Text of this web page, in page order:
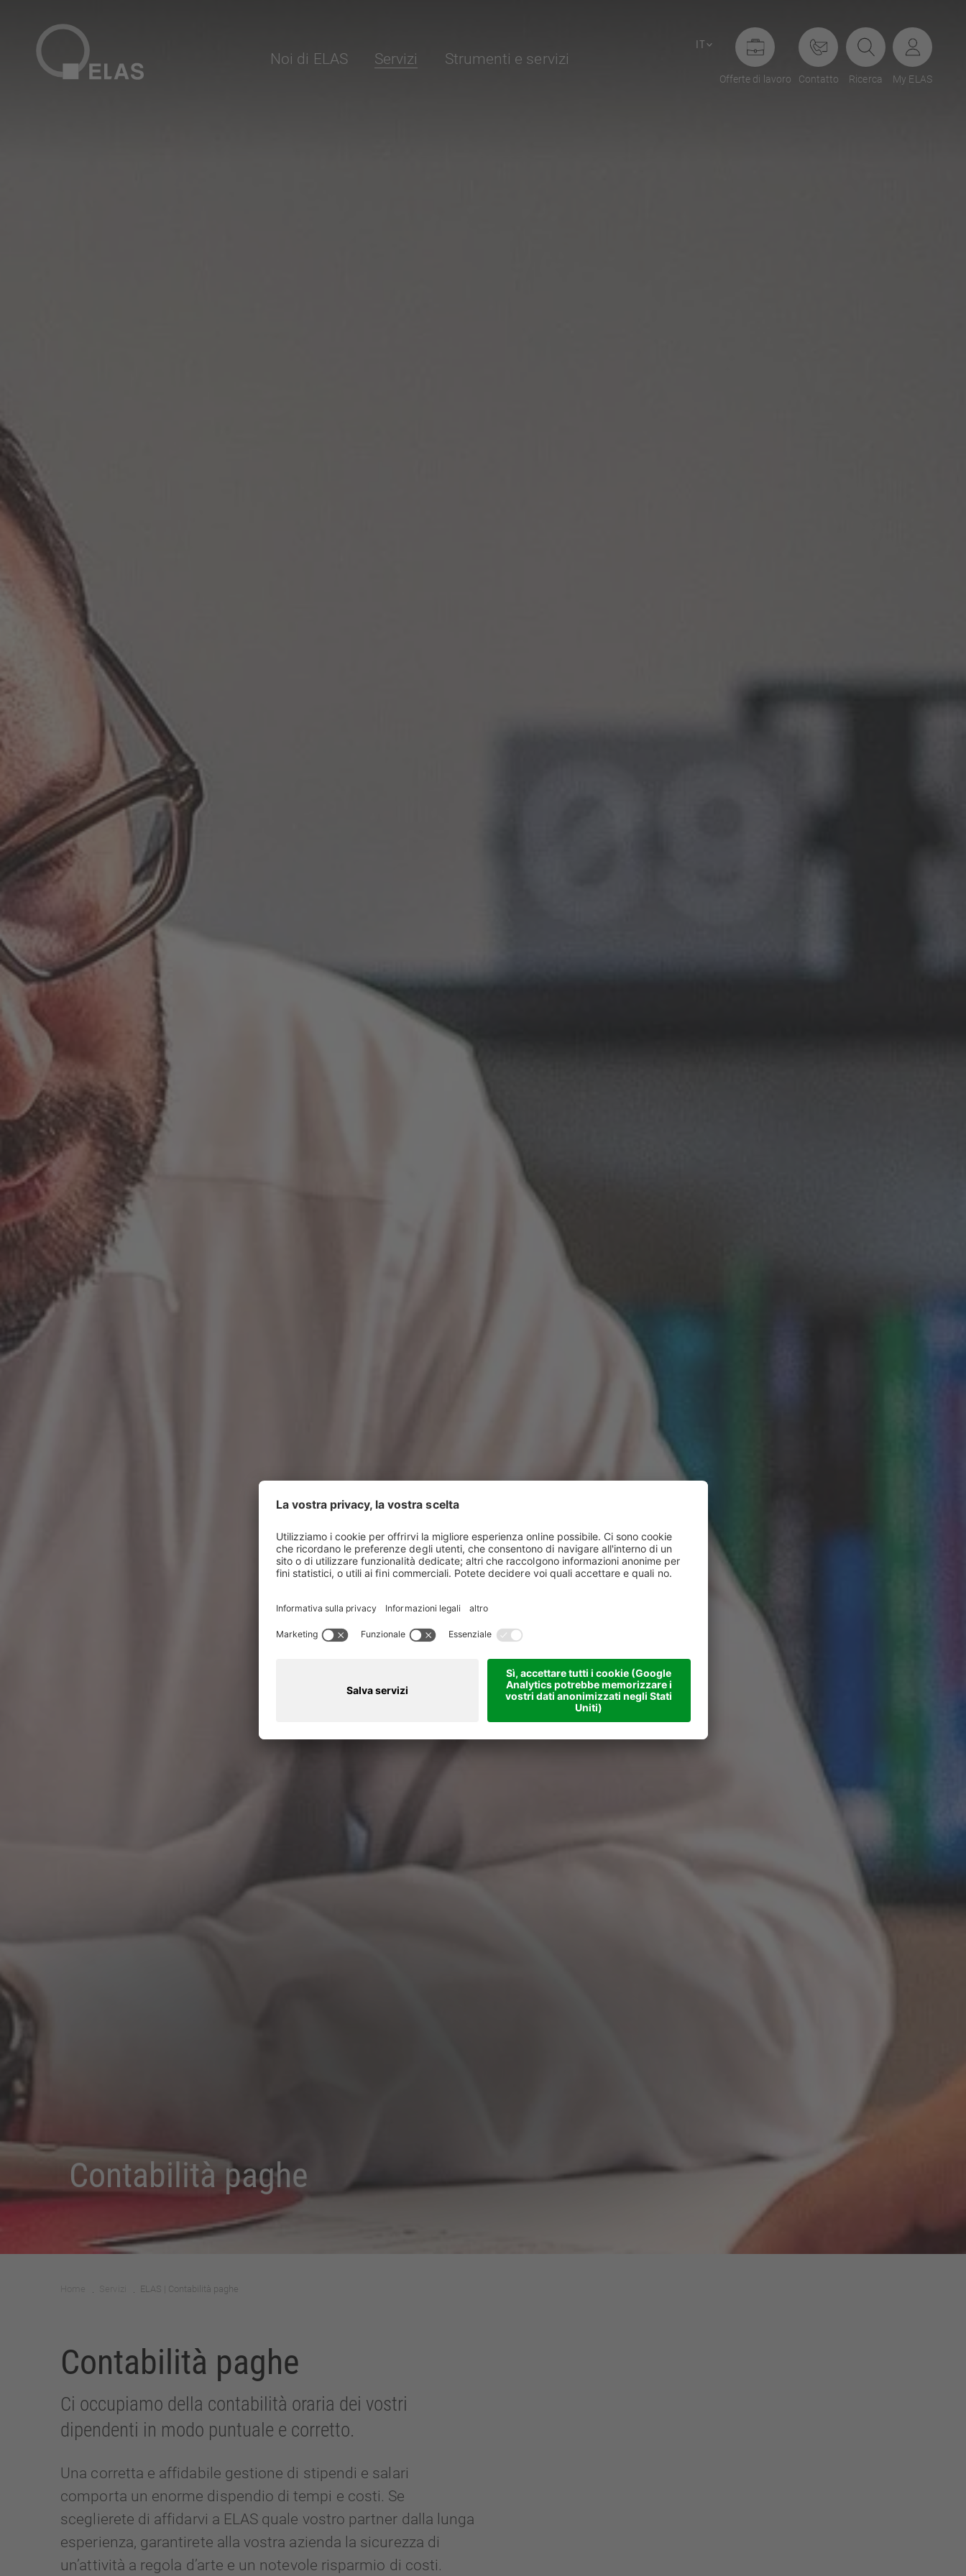
Noi di ELAS Servizi Strumenti e servizi
IT
Offerte di lavoro Contatto Ricerca My ELAS
Contabilità paghe
. . ELAS | Contabilità paghe
Contabilità paghe
Ci occupiamo della contabilità oraria dei vostri
dipendenti in modo puntuale e corretto.
Una corretta e affidabile gestione di stipendi e salari
comporta un enorme dispendio di tempi e costi. Se
sceglierete di affidarvi a ELAS quale vostro partner dalla lunga
esperienza, garantirete alla vostra azienda la sicurezza di
un’attività a regola d’arte e un notevole risparmio di costi.